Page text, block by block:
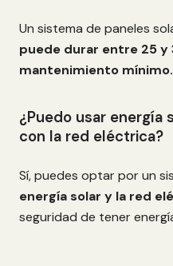
Un sistema de paneles
puede durar entre 25 y
mantenimiento mínimo.
¿Puedo usar energía
con la red eléctrica?
Sí, puedes optar por un
energía solar y la red
seguridad de tener